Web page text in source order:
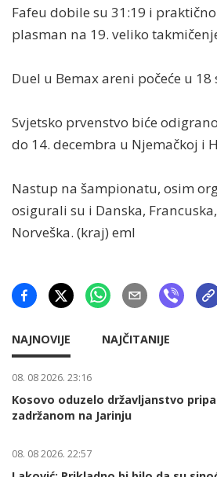
Fafeu dobile su 31:19 i
plasman na 19. veliko
Duel u Bemax areni počeće u 18
Svjetsko prvenstvo biće
do 14. decembra u Njemačkoj i
Nastup na šampionatu, osim
osigurali su i Danska,
Norveška. (kraj) eml
NAJNOVIJE NAJČITANIJE
08. 08 2026. 23:16
Kosovo oduzelo državljanstvo
zadržanom na Jarinju
08. 08 2026. 22:57